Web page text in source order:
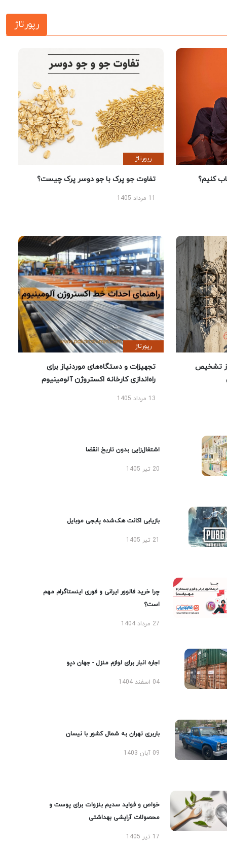
رپورتاژ
کنیم؟
رپورتاژ
تفاوت جو پرک با جو دوسر پرک چیست؟
تشخیص
رپورتاژ
تجهیزات و دستگاه‌های موردنیاز برای
راه‌اندازی کارخانه اکستروژن آلومینیوم
13 مرداد 1405
اشتغال‌زایی بدون تاریخ انقضا
20 تیر 1405
بازیابی اکانت هک‌شده پابجی موبایل
چرا خرید فالوور ایرانی و فوری اینستاگرام مهم
است؟
27 مرداد 1404
اجاره انبار برای لوازم منزل - جهان دپو
04 اسفند 1404
باربری تهران به شمال کشور با نیسان
09 آبان 1403
خواص و فواید سدیم بنزوات برای پوست و
محصولات آرایشی بهداشتی
17 تیر 1405